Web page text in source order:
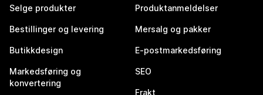
Selge produkter
Bestillinger og levering
Butikkdesign
Markedsføring og
konvertering
Produktanmeldelser
Mersalg og pakker
E-postmarkedsføring
SEO
Frakt